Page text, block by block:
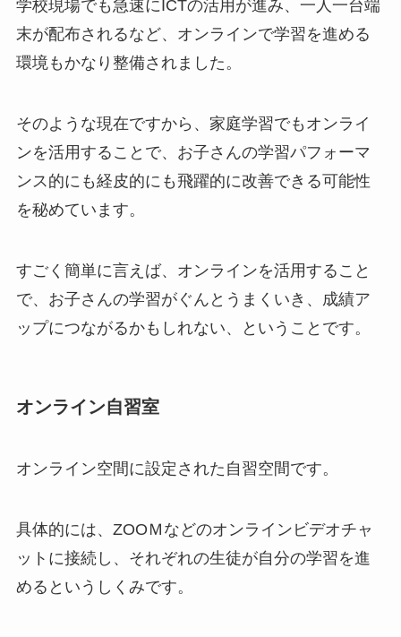
学校現場でも急速にICTの活用が進み、一人一台端
末が配布されるなど、オンラインで学習を進める
環境もかなり整備されました。
そのような現在ですから、家庭学習でもオンライ
ンを活用することで、お子さんの学習パフォーマ
ンス的にも経皮的にも飛躍的に改善できる可能性
を秘めています。
すごく簡単に言えば、オンラインを活用すること
で、お子さんの学習がぐんとうまくいき、成績ア
ップにつながるかもしれない、ということです。
オンライン自習室
オンライン空間に設定された自習空間です。
具体的には、ZOOＭなどのオンラインビデオチャ
ットに接続し、それぞれの生徒が自分の学習を進
めるというしくみです。